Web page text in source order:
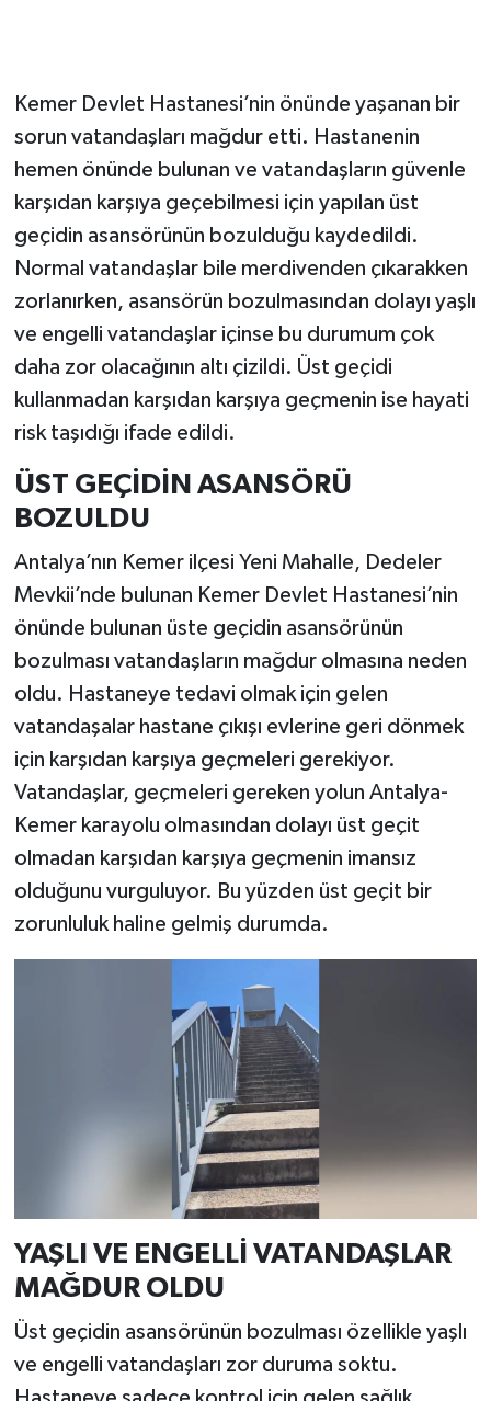
Kemer Devlet Hastanesi’nin önünde yaşanan bir
sorun vatandaşları mağdur etti. Hastanenin
hemen önünde bulunan ve vatandaşların güvenle
karşıdan karşıya geçebilmesi için yapılan üst
geçidin asansörünün bozulduğu kaydedildi.
Normal vatandaşlar bile merdivenden çıkarakken
zorlanırken, asansörün bozulmasından dolayı yaşlı
ve engelli vatandaşlar içinse bu durumum çok
daha zor olacağının altı çizildi. Üst geçidi
kullanmadan karşıdan karşıya geçmenin ise hayati
risk taşıdığı ifade edildi.
ÜST GEÇİDİN ASANSÖRÜ
BOZULDU
Antalya’nın Kemer ilçesi Yeni Mahalle, Dedeler
Mevkii’nde bulunan Kemer Devlet Hastanesi’nin
önünde bulunan üste geçidin asansörünün
bozulması vatandaşların mağdur olmasına neden
oldu. Hastaneye tedavi olmak için gelen
vatandaşalar hastane çıkışı evlerine geri dönmek
için karşıdan karşıya geçmeleri gerekiyor.
Vatandaşlar, geçmeleri gereken yolun Antalya-
Kemer karayolu olmasından dolayı üst geçit
olmadan karşıdan karşıya geçmenin imansız
olduğunu vurguluyor. Bu yüzden üst geçit bir
zorunluluk haline gelmiş durumda.
YAŞLI VE ENGELLİ VATANDAŞLAR
MAĞDUR OLDU
Üst geçidin asansörünün bozulması özellikle yaşlı
ve engelli vatandaşları zor duruma soktu.